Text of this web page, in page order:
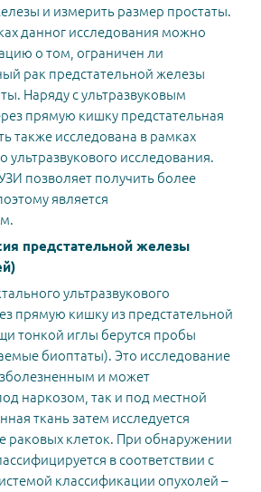
и измерить размер простаты.
данног исследования можно
о том, ограничен ли
рак предстательной железы
Наряду с ультразвуковым
прямую кишку предстательная
также исследована в рамках
ультразвукового исследования.
позволяет получить более
является
предстательной железы
ультразвукового
прямую кишку из предстательной
тонкой иглы берутся пробы
биоптаты). Это исследование
и может
наркозом, так и под местной
ткань затем исследуется
раковых клеток. При обнаружении
в соответствии с
классификации опухолей –